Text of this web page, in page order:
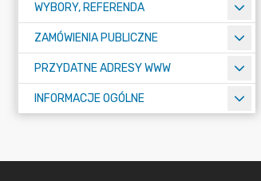
WYBORY, REFERENDA
ZAMÓWIENIA PUBLICZNE
PRZYDATNE ADRESY WWW
INFORMACJE OGÓLNE